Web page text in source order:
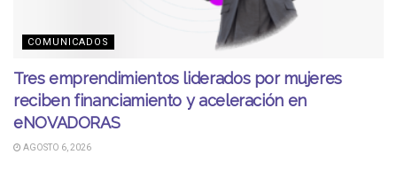
COMUNICADOS
Tres emprendimientos liderados por mujeres
reciben financiamiento y aceleración en
eNOVADORAS
AGOSTO 6, 2026